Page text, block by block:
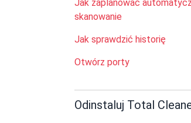
Jak zaplanować
skanowanie
Jak sprawdzić historię
Otwórz porty
Odinstaluj Total